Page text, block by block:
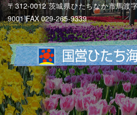
〒312-0012 茨城県ひたちなか市馬渡
9001 FAX 029-265-9339